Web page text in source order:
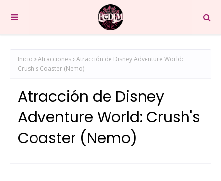
Inicio Atracciones
Atracción de Disney Adventure World:
Crush's Coaster (Nemo)
Atracción de Disney
Adventure World: Crush's
Coaster (Nemo)